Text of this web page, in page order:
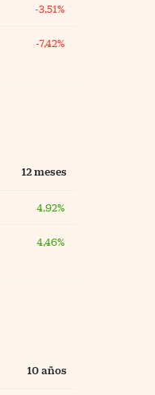
-3,51%
-7,42%
12 meses
4,92%
4,46%
10 años